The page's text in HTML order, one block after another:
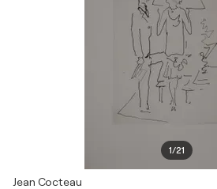
1/21
Jean Cocteau